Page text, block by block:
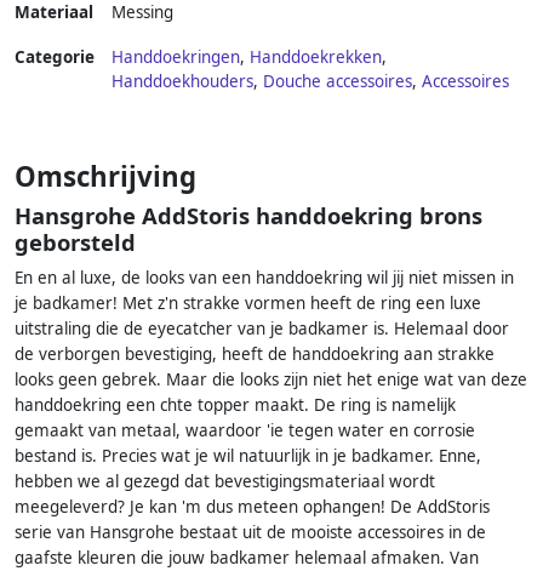
Materiaal Messing
Categorie Handdoekringen, Handdoekrekken,
Handdoekhouders, Douche accessoires, Accessoires
Omschrijving
Hansgrohe AddStoris handdoekring brons
geborsteld
En en al luxe, de looks van een handdoekring wil jij niet missen in
je badkamer! Met z'n strakke vormen heeft de ring een luxe
uitstraling die de eyecatcher van je badkamer is. Helemaal door
de verborgen bevestiging, heeft de handdoekring aan strakke
looks geen gebrek. Maar die looks zijn niet het enige wat van deze
handdoekring een chte topper maakt. De ring is namelijk
gemaakt van metaal, waardoor 'ie tegen water en corrosie
bestand is. Precies wat je wil natuurlijk in je badkamer. Enne,
hebben we al gezegd dat bevestigingsmateriaal wordt
meegeleverd? Je kan 'm dus meteen ophangen! De AddStoris
serie van Hansgrohe bestaat uit de mooiste accessoires in de
gaafste kleuren die jouw badkamer helemaal afmaken. Van